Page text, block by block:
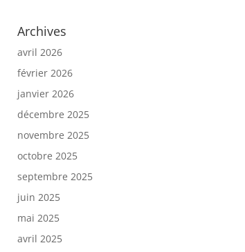
Archives
avril 2026
février 2026
janvier 2026
décembre 2025
novembre 2025
octobre 2025
septembre 2025
juin 2025
mai 2025
avril 2025